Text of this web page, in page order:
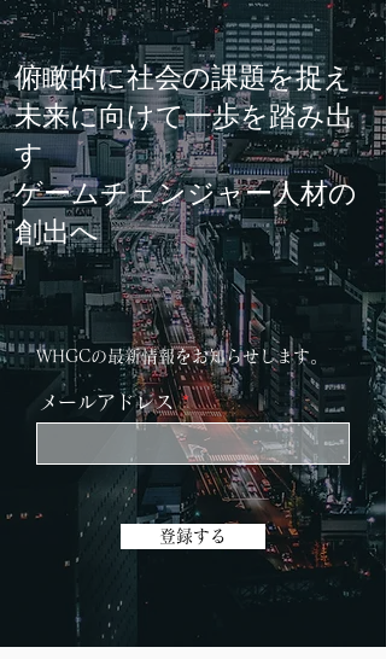
俯瞰的に社会の課題を捉え
未来に向けて一歩を踏み出
す
ゲームチェンジャー人材の
創出へ
WHGCの最新情報をお知らせします。
メールアドレス
登録する